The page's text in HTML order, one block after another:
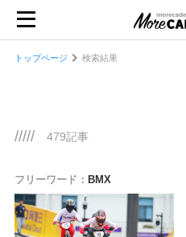
トップページ 検索結果
///// 479記事
フリーワード： BMX